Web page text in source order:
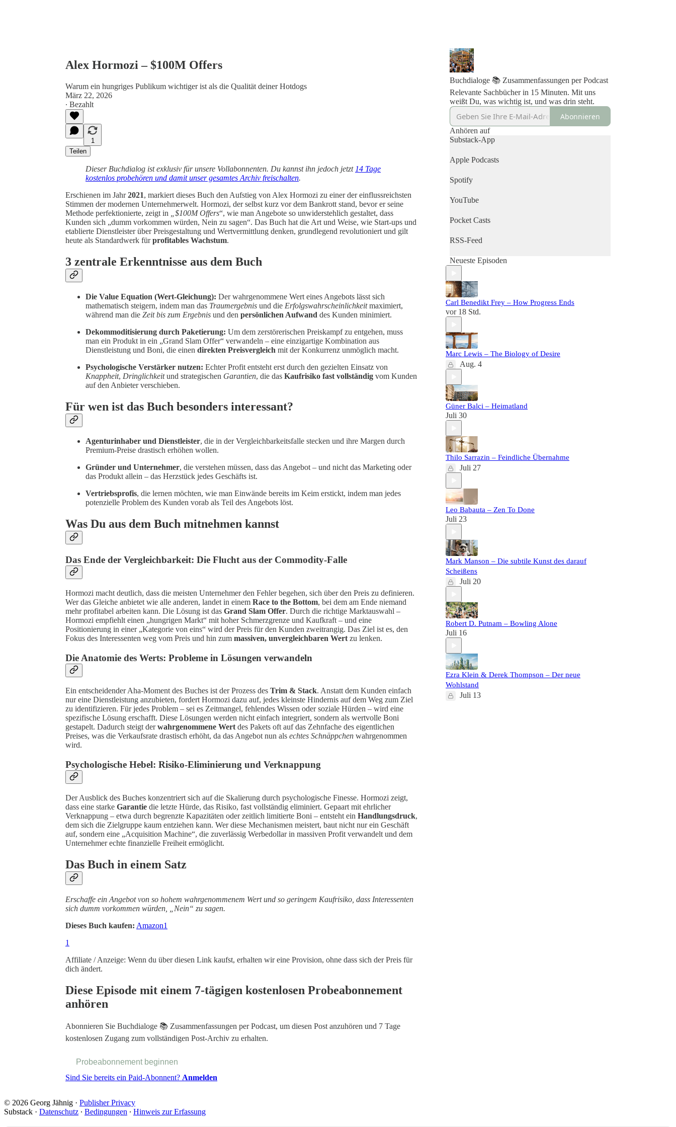
Alex Hormozi – $100M Offers
Warum ein hungriges Publikum wichtiger ist als die Qualität deiner Hotdogs
März 22, 2026
∙ Bezahlt
1
Teilen
Dieser Buchdialog ist exklusiv für unsere Vollabonnenten. Du kannst ihn jedoch jetzt 14 Tage
kostenlos probehören und damit unser gesamtes Archiv freischalten.
Erschienen im Jahr2021, markiert dieses Buch den Aufstieg von Alex Hormozi zu einer der einflussreichsten
Stimmen der modernen Unternehmerwelt. Hormozi, der selbst kurz vor dem Bankrott stand, bevor er seine
Methode perfektionierte, zeigt in
„$100M Offers“, wie man Angebote so unwiderstehlich gestaltet, dass
Kunden sich „dumm vorkommen würden, Nein zu sagen“. Das Buch hat die Art und Weise, wie Start-ups und
etablierte Dienstleister über Preisgestaltung und Wertvermittlung denken, grundlegend revolutioniert und gilt
heute als Standardwerk fürprofitables Wachstum.
3 zentrale Erkenntnisse aus dem Buch
Die Value Equation (Wert-Gleichung): Der wahrgenommene Wert eines Angebots lässt sich
mathematisch steigern, indem man das Traumergebnis und die Erfolgswahrscheinlichkeitmaximiert,
während man die Zeit bis zum Ergebnis und den persönlichen Aufwand des Kunden minimiert.
Dekommoditisierung durch Paketierung: Um dem zerstörerischen Preiskampf zu entgehen, muss
man ein Produkt in ein „Grand Slam Offer“ verwandeln – eine einzigartige Kombination aus
Dienstleistung und Boni, die einen direkten Preisvergleich mit der Konkurrenz unmöglich macht.
Psychologische Verstärker nutzen: Echter Profit entsteht erst durch den gezielten Einsatz von
Knappheit, Dringlichkeitund strategischen Garantien, die das Kaufrisiko fast vollständig vom Kunden
auf den Anbieter verschieben.
Für wen ist das Buch besonders interessant?
Agenturinhaber und Dienstleister, die in der Vergleichbarkeitsfalle stecken und ihre Margen durch
Premium-Preise drastisch erhöhen wollen.
Gründer und Unternehmer, die verstehen müssen, dass das Angebot – und nicht das Marketing oder
das Produkt allein – das Herzstück jedes Geschäfts ist.
Vertriebsprofis, die lernen möchten, wie man Einwände bereits im Keim erstickt, indem man jedes
potenzielle Problem des Kunden vorab als Teil des Angebots löst.
Was Du aus dem Buch mitnehmen kannst
Das Ende der Vergleichbarkeit: Die Flucht aus der Commodity-Falle
Hormozi macht deutlich, dass die meisten Unternehmer den Fehler begehen, sich über den Preis zu definieren.
Wer das Gleiche anbietet wie alle anderen, landet in einem Race to the Bottom, bei dem am Ende niemand
mehr profitabel arbeiten kann. Die Lösung ist das Grand Slam Offer. Durch die richtige Marktauswahl –
Hormozi empfiehlt einen „hungrigen Markt“ mit hoher Schmerzgrenze und Kaufkraft – und eine
Positionierung in einer „Kategorie von eins“ wird der Preis für den Kunden zweitrangig. Das Ziel ist es, den
Fokus des Interessenten weg vom Preis und hin zum massiven, unvergleichbaren Wert zu lenken.
Die Anatomie des Werts: Probleme in Lösungen verwandeln
Ein entscheidender Aha-Moment des Buches ist der Prozess des Trim & Stack. Anstatt dem Kunden einfach
nur eine Dienstleistung anzubieten, fordert Hormozi dazu auf, jedes kleinste Hindernis auf dem Weg zum Ziel
zu identifizieren. Für jedes Problem – sei es Zeitmangel, fehlendes Wissen oder soziale Hürden – wird eine
spezifische Lösung erschafft. Diese Lösungen werden nicht einfach integriert, sondern als wertvolle Boni
gestapelt. Dadurch steigt derwahrgenommene Wertdes Pakets oft auf das Zehnfache des eigentlichen
Preises, was die Verkaufsrate drastisch erhöht, da das Angebot nun als echtes Schnäppchen wahrgenommen
wird.
Psychologische Hebel: Risiko-Eliminierung und Verknappung
Der Ausblick des Buches konzentriert sich auf die Skalierung durch psychologische Finesse. Hormozi zeigt,
dass eine starke Garantie die letzte Hürde, das Risiko, fast vollständig eliminiert. Gepaart mit ehrlicher
Verknappung – etwa durch begrenzte Kapazitäten oder zeitlich limitierte Boni – entsteht ein Handlungsdruck,
dem sich die Zielgruppe kaum entziehen kann. Wer diese Mechanismen meistert, baut nicht nur ein Geschäft
auf, sondern eine „Acquisition Machine“, die zuverlässig Werbedollar in massiven Profit verwandelt und dem
Unternehmer echte finanzielle Freiheit ermöglicht.
Das Buch in einem Satz
Erschaffe ein Angebot von so hohem wahrgenommenem Wert und so geringem Kaufrisiko, dass Interessenten
sich dumm vorkommen würden, „Nein“ zu sagen.
Dieses Buch kaufen: Amazon1
1
Affiliate / Anzeige: Wenn du über diesen Link kaufst, erhalten wir eine Provision, ohne dass sich der Preis für
dich ändert.
Diese Episode mit einem 7-tägigen kostenlosen Probeabonnement
anhören
Abonnieren Sie Buchdialoge 📚 Zusammenfassungen per Podcast, um diesen Post anzuhören und 7 Tage
kostenlosen Zugang zum vollständigen Post-Archiv zu erhalten.
Probeabonnement beginnen
Sind Sie bereits ein Paid-Abonnent? Anmelden
Buchdialoge 📚 Zusammenfassungen per Podcast
Relevante Sachbücher in 15 Minuten. Mit uns
weißt Du, was wichtig ist, und was drin steht.
Abonnieren
Anhören auf
Substack-App
Apple Podcasts
Spotify
YouTube
Pocket Casts
RSS-Feed
Neueste Episoden
Carl Benedikt Frey – How Progress Ends
vor 18 Std.
Marc Lewis – The Biology of Desire
Aug. 4
Güner Balci – Heimatland
Juli 30
Thilo Sarrazin – Feindliche Übernahme
Juli 27
Leo Babauta – Zen To Done
Juli 23
Mark Manson – Die subtile Kunst des darauf
Scheißens
Juli 20
Robert D. Putnam – Bowling Alone
Juli 16
Ezra Klein & Derek Thompson – Der neue
Wohlstand
Juli 13
© 2026 Georg Jähnig · Publisher Privacy
Substack · Datenschutz ∙ Bedingungen ∙ Hinweis zur Erfassung